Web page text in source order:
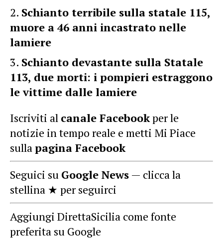
Schianto terribile sulla statale 115,
muore a 46 anni incastrato nelle
lamiere
Schianto devastante sulla Statale
113, due morti: i pompieri estraggono
le vittime dalle lamiere
Iscriviti al canale Facebookper le
notizie in tempo reale e metti Mi Piace
sullapagina Facebook
Seguici su Google News — clicca la
stellina ★ per seguirci
Aggiungi DirettaSicilia come fonte
preferita su Google